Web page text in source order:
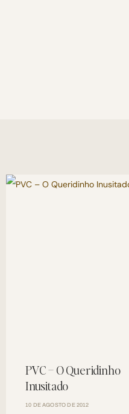
PVC – O Queridinho
Inusitado
10 DE AGOSTO DE 2012